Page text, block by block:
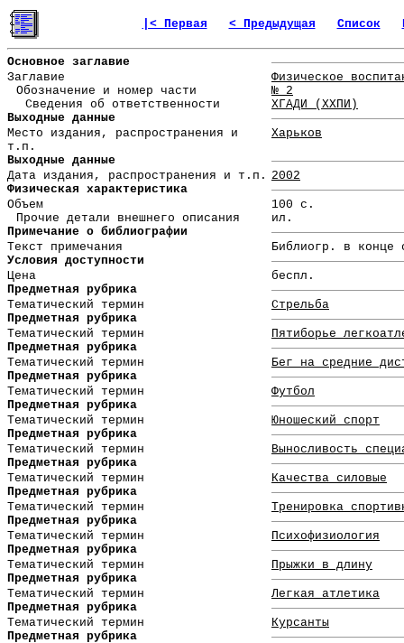
|< Первая < Предыдущая Список
Основное заглавие
Заглавие
Физическое
Обозначение и номер части
№ 2
Сведения об ответственности
ХГАДИ (ХХПИ)
Выходные данные
Место издания, распространения и
т.п.
Харьков
Выходные данные
Дата издания, распространения и т.п. 2002
Физическая характеристика
Объем
100 с.
Прочие детали внешнего описания
ил.
Примечание о библиографии
Текст примечания
Библиогр. в конце
Условия доступности
Цена
беспл.
Предметная рубрика
Тематический термин
Стрельба
Предметная рубрика
Тематический термин
Пятиборье
Предметная рубрика
Тематический термин
Бег на средние
Предметная рубрика
Тематический термин
Футбол
Предметная рубрика
Тематический термин
Юношеский спорт
Предметная рубрика
Тематический термин
Выносливость
Предметная рубрика
Тематический термин
Качества силовые
Предметная рубрика
Тематический термин
Тренировка
Предметная рубрика
Тематический термин
Психофизиология
Предметная рубрика
Тематический термин
Прыжки в длину
Предметная рубрика
Тематический термин
Легкая атлетика
Предметная рубрика
Тематический термин
Курсанты
Предметная рубрика